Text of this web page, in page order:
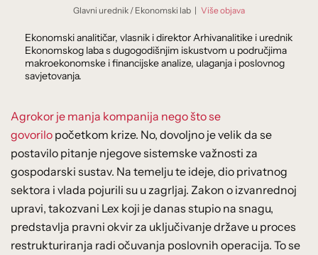
Glavni urednik / Ekonomski lab | Više objava
Ekonomski analitičar, vlasnik i direktor Arhivanalitike i urednik
Ekonomskog laba s dugogodišnjim iskustvom u područjima
makroekonomske i financijske analize, ulaganja i poslovnog
savjetovanja.
Agrokor je manja kompanija nego što se
govorilo početkom krize. No, dovoljno je velik da se
postavilo pitanje njegove sistemske važnosti za
gospodarski sustav. Na temelju te ideje, dio privatnog
sektora i vlada pojurili su u zagrljaj. Zakon o izvanrednoj
upravi, takozvani Lex koji je danas stupio na snagu,
predstavlja pravni okvir za uključivanje države u proces
restrukturiranja radi očuvanja poslovnih operacija. To se